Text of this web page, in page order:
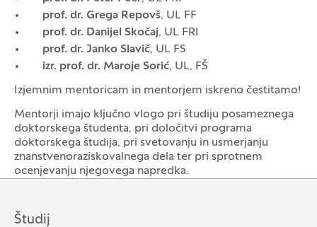
prof. dr. Grega Repovš, UL FF
prof. dr. Danijel Skočaj, UL FRI
prof. dr. Janko Slavič, UL FS
izr. prof. dr. Maroje Sorić, UL, FŠ
Izjemnim mentoricam in mentorjem iskreno čestitamo!
Mentorji imajo ključno vlogo pri študiju posameznega
doktorskega študenta, pri določitvi programa
doktorskega študija, pri svetovanju in usmerjanju
znanstvenoraziskovalnega dela ter pri sprotnem
ocenjevanju njegovega napredka.
Študij